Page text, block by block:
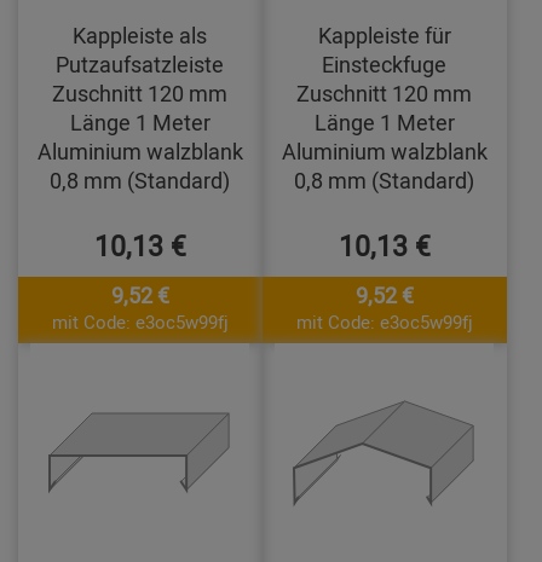
Kappleiste als
Putzaufsatzleiste
Zuschnitt 120 mm
Länge 1 Meter
Aluminium walzblank
0,8 mm (Standard)
10,13 €
9,52 €
mit Code: e3oc5w99fj
Kappleiste für
Einsteckfuge
Zuschnitt 120 mm
Länge 1 Meter
Aluminium walzblank
0,8 mm (Standard)
10,13 €
9,52 €
mit Code: e3oc5w99fj